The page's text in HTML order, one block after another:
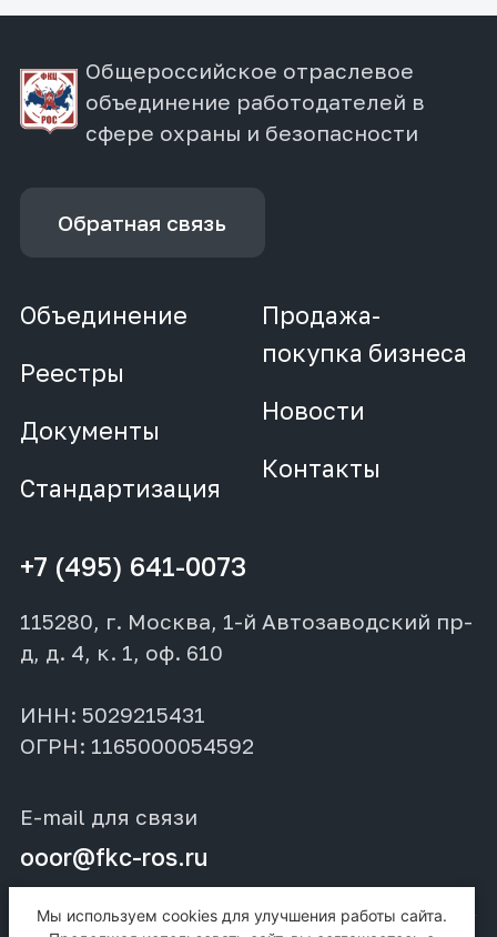
Общероссийское отраслевое
объединение работодателей в
сфере охраны и безопасности
Обратная связь
Объединение
Реестры
Документы
Стандартизация
Продажа-
покупка бизнеса
Новости
Контакты
+7 (495) 641-0073
115280, г. Москва, 1-й Автозаводский пр-
д, д. 4, к. 1, оф. 610
ИНН: 5029215431
ОГРН: 1165000054592
E-mail для связи
ooor@fkc-ros.ru
Мы используем cookies для улучшения работы сайта.